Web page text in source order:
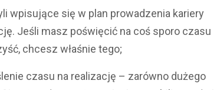
wpisujące się w plan prowadzenia kariery
Jeśli masz poświęcić na coś sporo czasu
chcesz właśnie tego;
czasu na realizację – zarówno dużego